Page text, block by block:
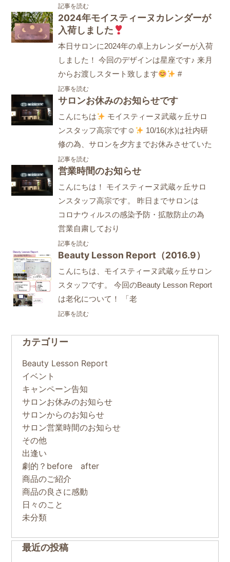
記事を読む
2024年モイスティーヌカレンダーが
入荷しました
本日サロンに2024年の卓上カレンダーが入荷
しました！ 今回のデザインは星座です♪ 来月
からお渡しスタート致します
#
記事を読む
サロンお休みのお知らせです
こんにちは
モイスティーヌ武蔵ヶ丘サロ
ンスタッフ高宗です☺
10/16(水)は社内研
修の為、サロンを夕方までお休みさせていた
記事を読む
営業時間のお知らせ
こんにちは！ モイスティーヌ武蔵ヶ丘サロ
ンスタッフ高宗です。 昨日までサロンは
コロナウィルスの感染予防・拡散防止の為
営業自粛しており
記事を読む
Beauty Lesson Report（2016.9）
こんにちは、モイスティーヌ武蔵ヶ丘サロン
スタッフです。 今回のBeauty Lesson Report
は老化について！ 「老
記事を読む
カテゴリー
Beauty Lesson Report
イベント
キャンペーン告知
サロンお休みのお知らせ
サロンからのお知らせ
サロン営業時間のお知らせ
その他
出逢い
劇的？before after
商品のご紹介
商品の良さに感動
日々のこと
未分類
最近の投稿